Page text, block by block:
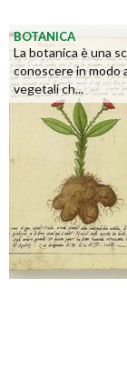
BOTANICA
La botanica è una
conoscere in
vegetali ch...